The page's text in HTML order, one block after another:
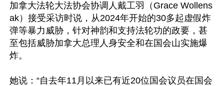
加拿大法轮大法协会协调人戴工羽（Grace Wollens
ak）接受采访时说，从2024年开始的30多起虚假炸
弹等暴力威胁，针对神韵和支持法轮功的政要，甚
至包括威胁加拿大总理人身安全和在国会山实施爆
炸。
她说：“自去年11月以来已有近20位国会议员在国会